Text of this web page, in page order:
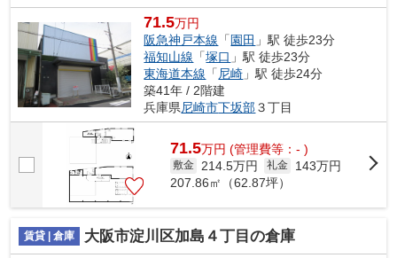
71.5万円
阪急神戸本線 「園田 」駅 徒歩23分
福知山線 「塚口 」駅 徒歩23分
東海道本線 「 尼崎 」駅 徒歩24分
築41年 / 2階建
兵庫県尼崎市下坂部３丁目
71.5万円 (管理費等：- )
敷金 214.5万円 礼金
143万円
207.86㎡（62.87坪）
賃貸 | 倉庫 大阪市淀川区加島４丁目の倉庫